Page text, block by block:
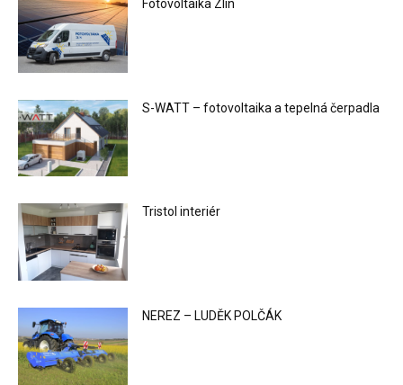
Fotovoltaika Zlín
S-WATT – fotovoltaika a tepelná čerpadla
Tristol interiér
NEREZ – LUDĚK POLČÁK